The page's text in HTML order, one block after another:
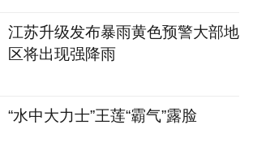
江苏升级发布暴雨黄色预警大部地
区将出现强降雨
“水中大力士”王莲“霸气”露脸